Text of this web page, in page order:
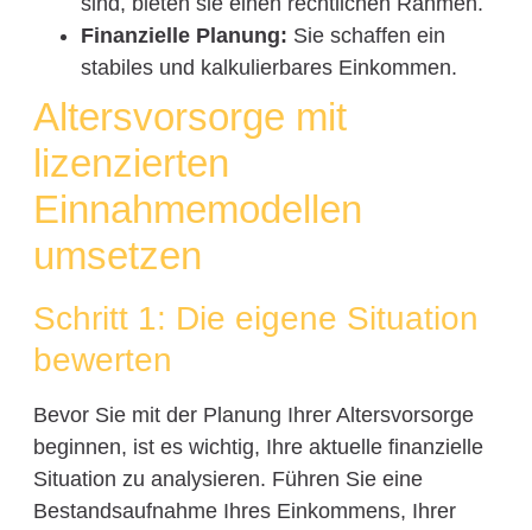
Finanzielle Planung: Sie schaffen ein
stabiles und kalkulierbares Einkommen.
Altersvorsorge mit
lizenzierten
Einnahmemodellen
umsetzen
Schritt 1: Die eigene Situation
bewerten
Bevor Sie mit der Planung Ihrer Altersvorsorge
beginnen, ist es wichtig, Ihre aktuelle finanzielle
Situation zu analysieren. Führen Sie eine
Bestandsaufnahme Ihres Einkommens, Ihrer